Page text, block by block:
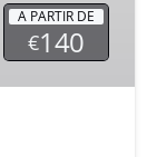
A PARTIR DE
€140